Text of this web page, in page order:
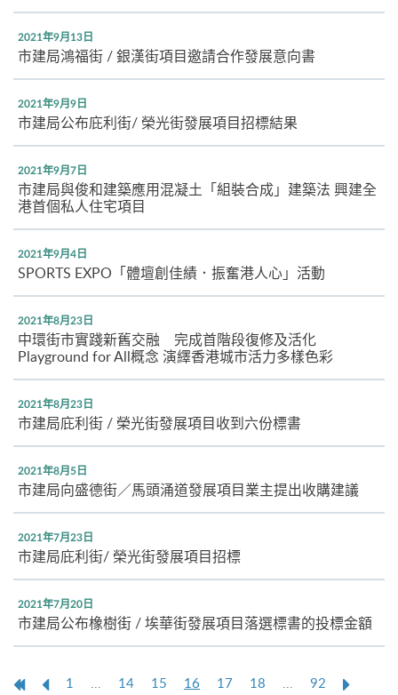
2021年9月13日
市建局鴻福街 / 銀漢街項目邀請合作發展意向書
2021年9月9日
市建局公布庇利街/ 榮光街發展項目招標結果
2021年9月7日
市建局與俊和建築應用混凝土「組裝合成」建築法 興建全
港首個私人住宅項目
2021年9月4日
SPORTS EXPO「體壇創佳績．振奮港人心」活動
2021年8月23日
中環街市實踐新舊交融 完成首階段復修及活化
Playground for All概念 演繹香港城市活力多樣色彩
2021年8月23日
市建局庇利街 / 榮光街發展項目收到六份標書
2021年8月5日
市建局向盛德街／馬頭涌道發展項目業主提出收購建議
2021年7月23日
市建局庇利街/ 榮光街發展項目招標
2021年7月20日
市建局公布橡樹街 / 埃華街發展項目落選標書的投標金額
第
上
1 ... 14 15 16 17 18 ... 92
Next